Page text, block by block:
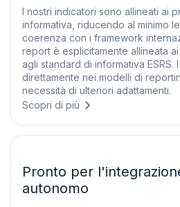
I nostri indicatori sono allineati ai
informativa, riducendo al minimo
coerenza con i framework
report è esplicitamente allineata
agli standard di informativa ESRS.
direttamente nei modelli di
necessità di ulteriori adattamenti.
Scopri di più
Pronto per
autonomo